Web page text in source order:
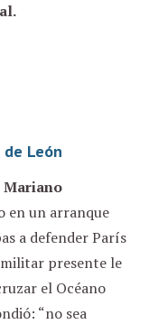
León
Mariano
en un arranque
a defender París
presente le
el Océano
“no sea